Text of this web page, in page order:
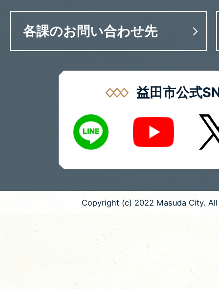
各課のお問い合わせ先
益田市公式
LINE
Youtube X
Copyright (c) 2022 Masuda City.